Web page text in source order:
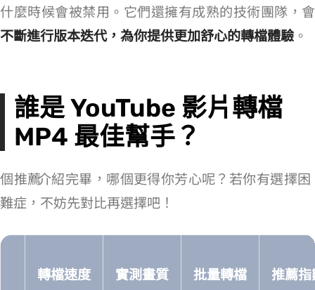
什麼時候會被禁用。它們還擁有成熟的技術團隊，會
不斷進行版本迭代，為你提供更加舒心的轉檔體驗。
誰是 YouTube 影片轉檔
MP4 最佳幫手？
8 個推薦 YouTube Converters 介紹完畢，哪個更得你芳心呢？若你有選擇困
難症，不妨先對比再選擇吧！
轉檔速度 實測畫質 批量轉檔 推薦指